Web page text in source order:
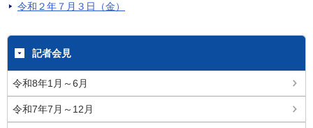
令和２年７月３日（金）
記者会見
令和8年1月～6月
令和7年7月～12月